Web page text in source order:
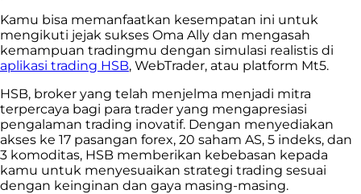
Kamu bisa memanfaatkan kesempatan ini untuk
mengikuti jejak sukses Oma Ally dan mengasah
kemampuan tradingmu dengan simulasi realistis di
aplikasi trading HSB, WebTrader, atau platform Mt5.
HSB, broker yang telah menjelma menjadi mitra
terpercaya bagi para trader yang mengapresiasi
pengalaman trading inovatif. Dengan menyediakan
akses ke 17 pasangan forex, 20 saham AS, 5 indeks, dan
3 komoditas, HSB memberikan kebebasan kepada
kamu untuk menyesuaikan strategi trading sesuai
dengan keinginan dan gaya masing-masing.